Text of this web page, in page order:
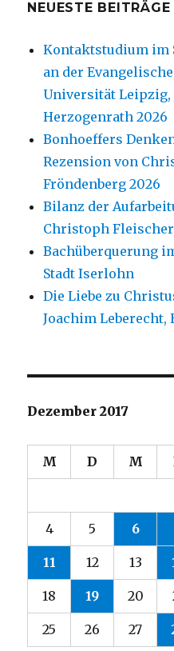
NEUESTE BEITRÄGE
Kontaktstudium im
an der
Universität Leipzig,
Herzogenrath 2026
Bonhoeffers
Rezension von
Fröndenberg 2026
Bilanz der
Christoph
Bachüberquerung
Stadt Iserlohn
Die Liebe zu
Joachim Leberecht,
Dezember 2017
M D M
4 5 6
11 12 13
18 19 20
25 26 27